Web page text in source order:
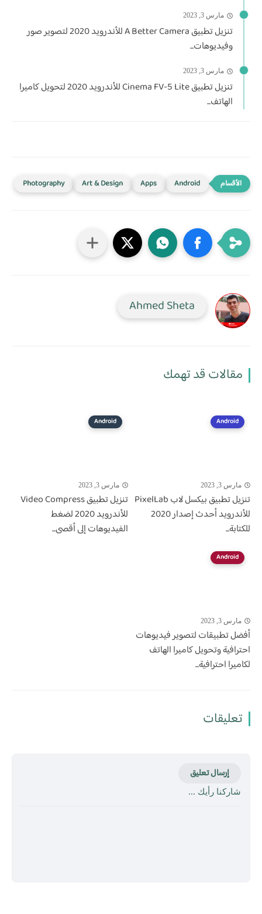
مارس 3, 2023
تنزيل تطبيق A Better Camera للأندرويد 2020 لتصوير صور
وفيديوهات...
مارس 3, 2023
تنزيل تطبيق Cinema FV-5 Lite‏ للأندرويد 2020 لتحويل كاميرا
الهاتف...
Android
Apps
Art & Design
Photography
Ahmed Sheta
مقالات قد تهمك
Android
مارس 3, 2023
تنزيل تطبيق بيكسل لاب PixelLab
للأندرويد أحدث إصدار 2020
للكتابة...
Android
مارس 3, 2023
تنزيل تطبيق Video Compress
للأندرويد 2020 لضغط
الفيديوهات إلى أقصى...
Android
مارس 3, 2023
أفضل تطبيقات لتصوير فيديوهات
احترافية وتحويل كاميرا الهاتف
لكاميرا احترافية...
تعليقات
إرسال تعليق
شاركنا رأيك ...